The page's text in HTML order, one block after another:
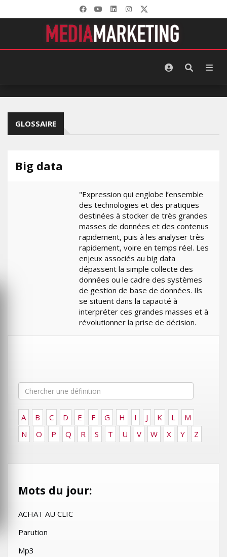
GLOSSAIRE
Big data
"Expression qui englobe l’ensemble
des technologies et des pratiques
destinées à stocker de très grandes
masses de données et des contenus
rapidement, puis à les analyser très
rapidement, voire en temps réel. Les
enjeux associés au big data
dépassent la simple collecte des
données ou le cadre des systèmes
de gestion de base de données. Ils
se situent dans la capacité à
interpréter ces grandes masses et à
révolutionner la prise de décision.
A B C D E F G H I J K L
M
N
O P Q R S T U V W X Y Z
Mots du jour:
ACHAT AU CLIC
Parution
Mp3